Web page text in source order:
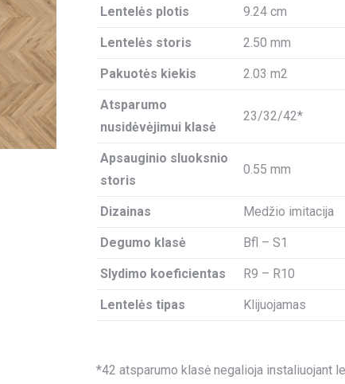
Lentelės plotis 9.24 cm
Lentelės storis 2.50 mm
Pakuotės kiekis 2.03 m2
Atsparumo
nusidėvėjimui klasė
23/32/42*
Apsauginio sluoksnio
storis
0.55 mm
Dizainas Medžio imitacija
Degumo klasė Bfl – S1
Slydimo koeficientas R9 – R10
Lentelės tipas Klijuojamas
*42 atsparumo klasė negalioja instaliuojant